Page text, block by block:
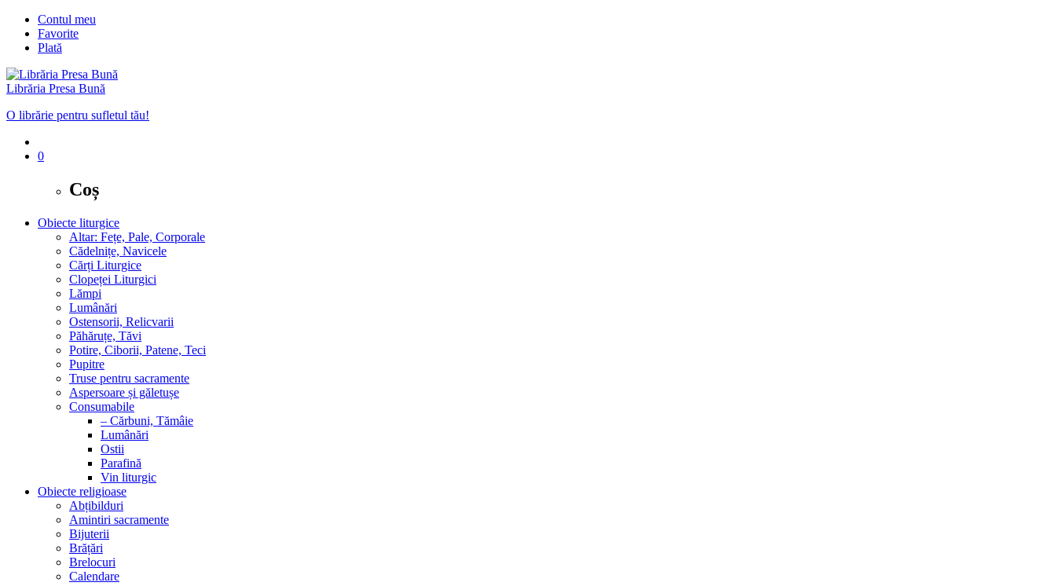
Contul meu
Favorite
Plată
Librăria Presa Bună
O librărie pentru sufletul tău!
0
Coș
Obiecte liturgice
Altar: Fețe, Pale, Corporale
Cădelnițe, Navicele
Cărți Liturgice
Clopeței Liturgici
Lămpi
Lumânări
Ostensorii, Relicvarii
Păhăruțe, Tăvi
Potire, Ciborii, Patene, Teci
Pupitre
Truse pentru sacramente
Aspersoare și găletușe
Consumabile
– Cărbuni, Tămâie
Lumânări
Ostii
Parafină
Vin liturgic
Obiecte religioase
Abțibilduri
Amintiri sacramente
Bijuterii
Brățări
Brelocuri
Calendare